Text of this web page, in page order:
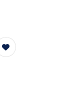
cantidad